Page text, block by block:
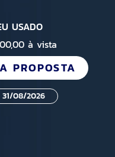
USADO
à vista
PROPOSTA
31/08/2026